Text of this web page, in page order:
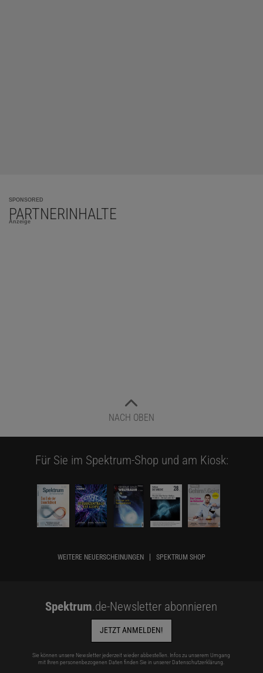
SPONSORED
PARTNERINHALTE
Anzeige
NACH OBEN
Für Sie im Spektrum-Shop und am Kiosk:
WEITERE NEUERSCHEINUNGEN SPEKTRUM SHOP
Spektrum.de-Newsletter abonnieren
JETZT ANMELDEN!
Sie können unsere Newsletter jederzeit wieder abbestellen. Infos zu unserem Umgang
mit Ihren personenbezogenen Daten finden Sie in unserer Datenschutzerklärung.